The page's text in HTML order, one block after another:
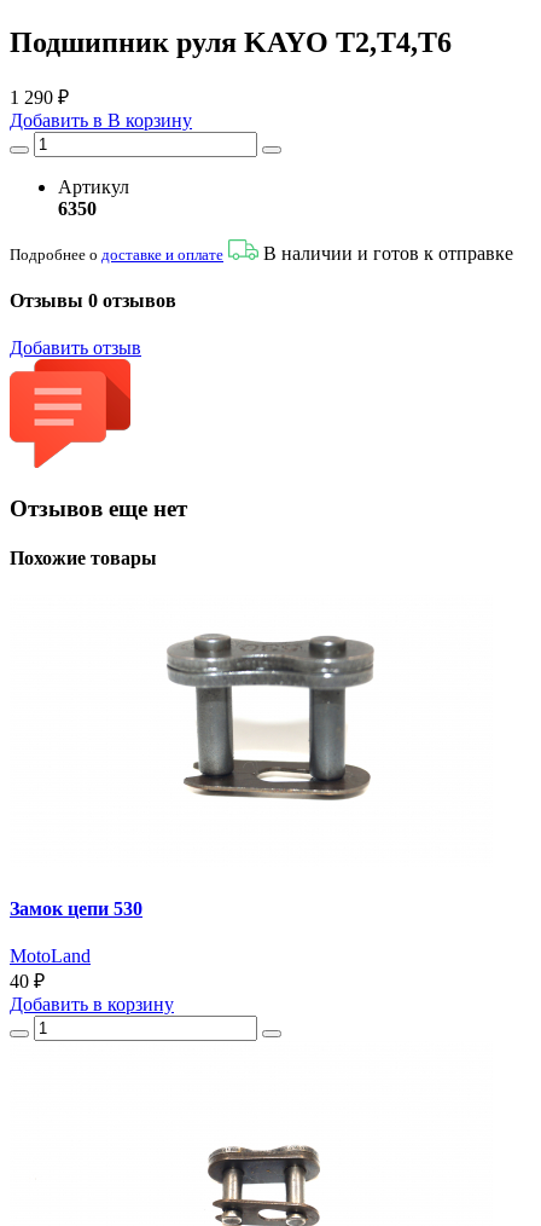
Подшипник руля KAYO Т2,Т4,Т6
1 290 ₽
Добавить в В корзину
Артикул
6350
Подробнее о доставке и оплате В наличии и готов к отправке
Отзывы 0 отзывов
Добавить отзыв
Отзывов еще нет
Похожие товары
Замок цепи 530
MotoLand
40 ₽
Добавить в корзину